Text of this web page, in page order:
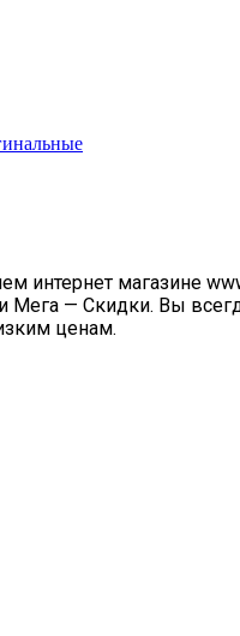
интернет магазине
Мега — Скидки. Вы
ценам.